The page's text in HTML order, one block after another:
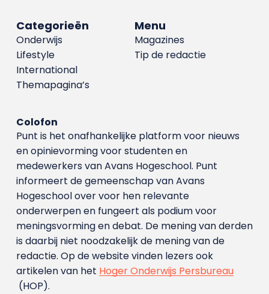
Menu
Magazines
Tip de redactie
Categorieën
Onderwijs
Lifestyle
International
Themapagina’s
Colofon
Punt is het onafhankelijke platform voor nieuws
en opinievorming voor studenten en
medewerkers van Avans Hoge­school. Punt
informeert de gemeenschap van Avans
Hogeschool over voor hen relevante
onderwerpen en fungeert als podium voor
meningsvorming en debat. De mening van derden
is daarbij niet noodzakelijk de mening van de
redactie. Op de website vinden lezers ook
artikelen van het Hoger Onderwijs Persbureau
(HOP).